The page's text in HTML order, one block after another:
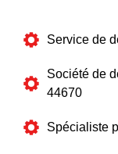
Service de
Société de
44670
Spécialiste